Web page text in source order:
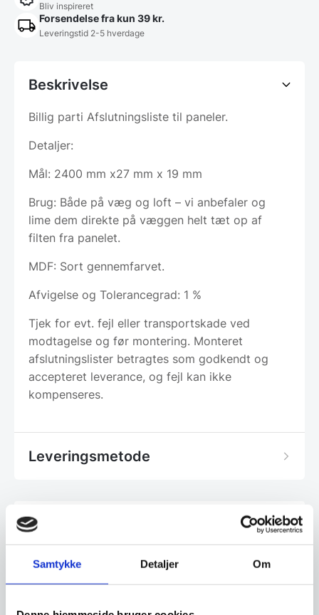
Samtykke Detaljer Om
Bliv inspireret
Forsendelse fra kun 39 kr.
Leveringstid 2-5 hverdage
Beskrivelse
Billig parti Afslutningsliste til paneler.
Detaljer:
Mål: 2400 mm x27 mm x 19 mm
Brug: Både på væg og loft – vi anbefaler og
lime dem direkte på væggen helt tæt op af
filten fra panelet.
MDF: Sort gennemfarvet.
Afvigelse og Tolerancegrad: 1 %
Tjek for evt. fejl eller transportskade ved
modtagelse og før montering. Monteret
afslutningslister betragtes som godkendt og
accepteret leverance, og fejl kan ikke
kompenseres.
Leveringsmetode
Har du spørgsmål til varen? Klik her
Vi prismatcher - Klik her